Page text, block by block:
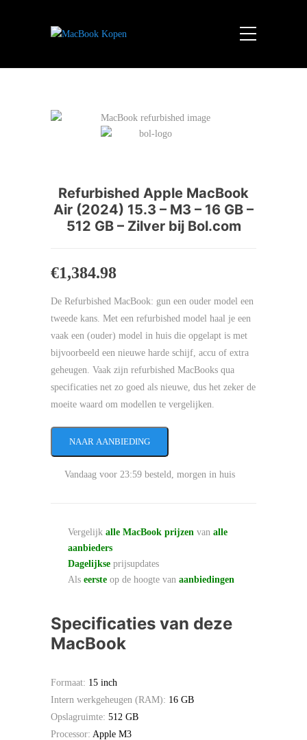
Refurbished Apple MacBook
Air (2024) 15.3 – M3 – 16 GB –
512 GB – Zilver bij Bol.com
€1,384.98
De Refurbished MacBook: gun een ouder model een
tweede kans. Met een refurbished model haal je een
vaak een (ouder) model in huis die opgelapt is met
bijvoorbeeld een nieuwe harde schijf, accu of extra
geheugen. Vaak zijn refurbished MacBooks qua
specificaties net zo goed als nieuwe, dus het zeker de
moeite waard om modellen te vergelijken.
NAAR AANBIEDING
Vandaag voor 23:59 besteld, morgen in huis
Vergelijk alle MacBook prijzen van alle
aanbieders
Dagelijkse prijsupdates
Als eerste op de hoogte van aanbiedingen
Specificaties van deze
MacBook
Formaat: 15 inch
Intern werkgeheugen (RAM): 16 GB
Opslagruimte: 512 GB
Processor: Apple M3